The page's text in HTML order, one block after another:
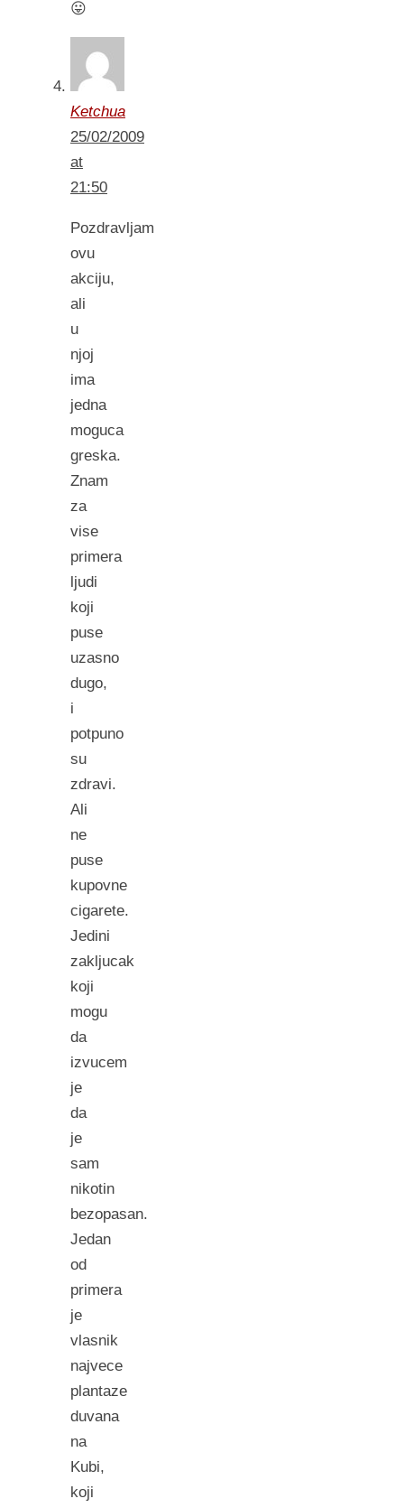
😛
Ketchua
25/02/2009
at
21:50
Pozdravljam
ovu
akciju,
ali
u
njoj
ima
jedna
moguca
greska.
Znam
za
vise
primera
ljudi
koji
puse
uzasno
dugo,
i
potpuno
su
zdravi.
Ali
ne
puse
kupovne
cigarete.
Jedini
zakljucak
koji
mogu
da
izvucem
je
da
je
sam
nikotin
bezopasan.
Jedan
od
primera
je
vlasnik
najvece
plantaze
duvana
na
Kubi,
koji